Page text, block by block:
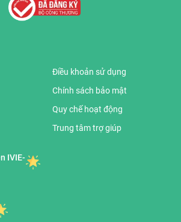
IVIE-
Điều khoản sử dụng
Chính sách bảo mật
Quy chế hoạt động
Trung tâm trợ giúp